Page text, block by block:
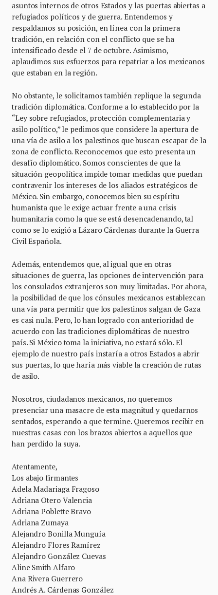
asuntos internos de otros Estados y las puertas abiertas a
refugiados políticos y de guerra. Entendemos y
respaldamos su posición, en línea con la primera
tradición, en relación con el conflicto que se ha
intensificado desde el 7 de octubre. Asimismo,
aplaudimos sus esfuerzos para repatriar a los mexicanos
que estaban en la región.
No obstante, le solicitamos también replique la segunda
tradición diplomática. Conforme a lo establecido por la
“Ley sobre refugiados, protección complementaria y
asilo político,” le pedimos que considere la apertura de
una vía de asilo a los palestinos que buscan escapar de la
zona de conflicto. Reconocemos que esto presenta un
desafío diplomático. Somos conscientes de que la
situación geopolítica impide tomar medidas que puedan
contravenir los intereses de los aliados estratégicos de
México. Sin embargo, conocemos bien su espíritu
humanista que le exige actuar frente a una crisis
humanitaria como la que se está desencadenando, tal
como se lo exigió a Lázaro Cárdenas durante la Guerra
Civil Española.
Además, entendemos que, al igual que en otras
situaciones de guerra, las opciones de intervención para
los consulados extranjeros son muy limitadas. Por ahora,
la posibilidad de que los cónsules mexicanos establezcan
una vía para permitir que los palestinos salgan de Gaza
es casi nula. Pero, lo han logrado con anterioridad de
acuerdo con las tradiciones diplomáticas de nuestro
país. Si México toma la iniciativa, no estará sólo. El
ejemplo de nuestro país instaría a otros Estados a abrir
sus puertas, lo que haría más viable la creación de rutas
de asilo.
Nosotros, ciudadanos mexicanos, no queremos
presenciar una masacre de esta magnitud y quedarnos
sentados, esperando a que termine. Queremos recibir en
nuestras casas con los brazos abiertos a aquellos que
han perdido la suya.
Atentamente,
Los abajo firmantes
Adela Madariaga Fragoso
Adriana Otero Valencia
Adriana Poblette Bravo
Adriana Zumaya
Alejandro Bonilla Munguía
Alejandro Flores Ramírez
Alejandro González Cuevas
Aline Smith Alfaro
Ana Rivera Guerrero
Andrés A. Cárdenas González